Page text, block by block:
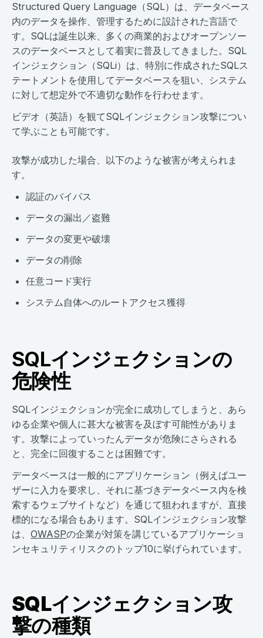
Structured Query Language（SQL）は、データベース
内のデータを操作、管理するために設計された言語で
す。SQLは誕生以来、多くの商業的およびオープンソー
スのデータベースとして着実に普及してきました。SQL
インジェクション（SQLi）は、特別に作成されたSQLス
テートメントを使用してデータベースを狙い、システム
に対して想定外で不適切な動作を行わせます。
ビデオ（英語）を観てSQLインジェクション攻撃につい
て学ぶことも可能です。
攻撃が成功した場合、以下のような被害が考えられま
す。
認証のバイパス
データの漏出／盗難
データの変更や破壊
データの削除
任意コード実行
システム自体へのルートアクセス獲得
SQLインジェクションの
危険性
SQLインジェクションが完全に成功してしまうと、あら
ゆる企業や個人に甚大な被害を及ぼす可能性がありま
す。攻撃によっていったんデータが危険にさらされる
と、完全に回復することは困難です。
データベースは一般的にアプリケーション（例えばユー
ザーに入力を要求し、それに基づきデータベース内を検
索するウェブサイトなど）を通じて狙われますが、直接
標的になる場合もあります。SQLインジェクション攻撃
は、 OWASPの企業が対策を講じているアプリケーショ
ンセキュリティリスクのトップ10に挙げられています。
SQLインジェクション攻
撃の種類